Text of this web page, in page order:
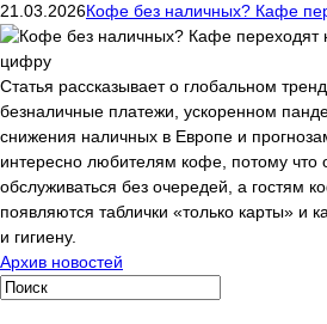
21.03.2026Кофе без наличных? Кафе
Статья рассказывает о глобальном
безналичные платежи, ускоренном
снижения наличных в Европе и
интересно любителям кофе, потому что
обслуживаться без очередей, а гостям
появляются таблички «только карты» и
и гигиену.
Архив новостей